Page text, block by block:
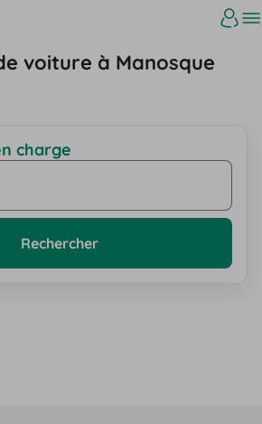
voiture à Manosque
charge
Rechercher